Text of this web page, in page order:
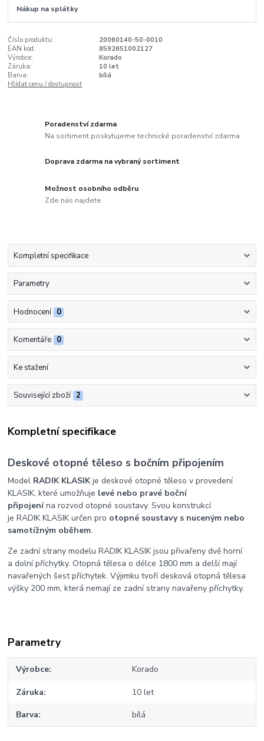
Nákup na splátky
Číslo produktu:
20060140-50-0010
EAN kód:
8592651002127
Výrobce:
Korado
Záruka:
10 let
Barva:
bílá
Hlídat cenu / dostupnost
Poradenství zdarma
Na sortiment poskytujeme technické poradenství zdarma
Doprava zdarma na vybraný sortiment
Možnost osobního odběru
Zde nás najdete
Kompletní specifikace
Parametry
Hodnocení 0
Komentáře 0
Ke stažení
Související zboží 2
Kompletní specifikace
Deskové otopné těleso s bočním připojením
Model RADIK KLASIKje deskové otopné těleso v provedení
KLASIK, které umožňuje levé nebo pravé boční
připojenína rozvod otopné soustavy. Svou konstrukcí
je RADIK KLASIK určen pro otopné soustavy s nuceným nebo
samotížným oběhem.
Ze zadní strany modelu RADIK KLASIK jsou přivařeny dvě horní
a dolní příchytky. Otopná tělesa o délce 1800 mm a delší mají
navařených šest příchytek. Výjimku tvoří desková otopná tělesa
výšky 200 mm, která nemají ze zadní strany navařeny příchytky.
Parametry
Výrobce Korado
Záruka 10 let
Barva bílá